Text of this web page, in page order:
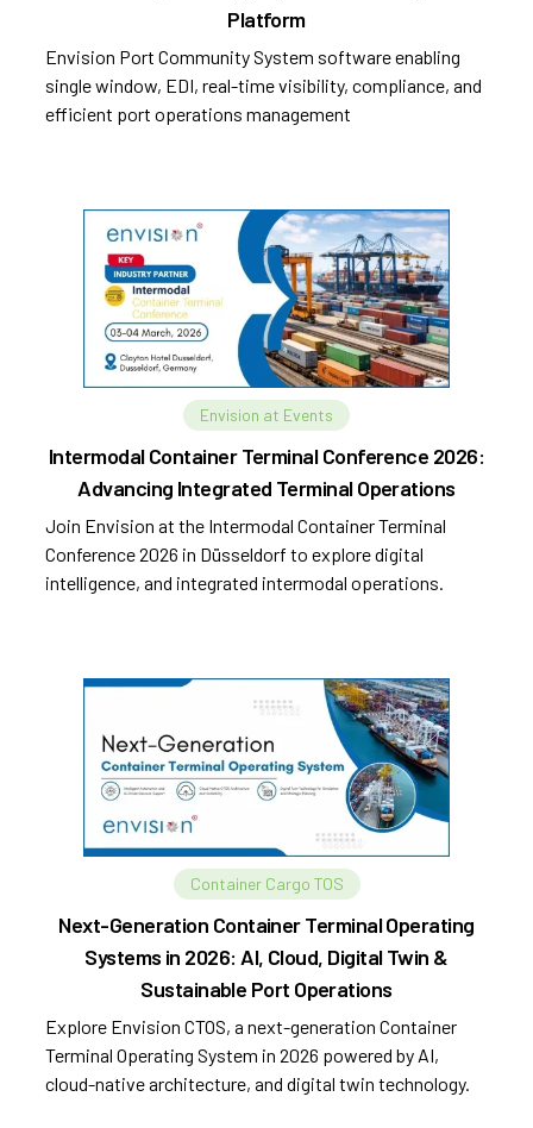
Platform
Envision Port Community System software enabling
single window, EDI, real-time visibility, compliance, and
efficient port operations management
Envision at Events
Intermodal Container Terminal Conference 2026:
Advancing Integrated Terminal Operations
Join Envision at the Intermodal Container Terminal
Conference 2026 in Düsseldorf to explore digital
intelligence, and integrated intermodal operations.
Container Cargo TOS
Next-Generation Container Terminal Operating
Systems in 2026: AI, Cloud, Digital Twin &
Sustainable Port Operations
Explore Envision CTOS, a next-generation Container
Terminal Operating System in 2026 powered by AI,
cloud-native architecture, and digital twin technology.